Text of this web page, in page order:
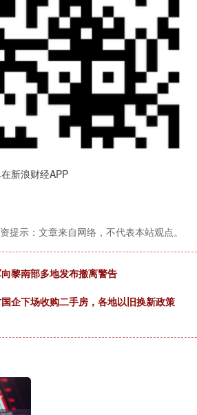
新浪财经APP
提示：文章来自网络，不代表本站观点。
黎南部多地发布撤离警告
企下场收购二手房，各地以旧换新政策